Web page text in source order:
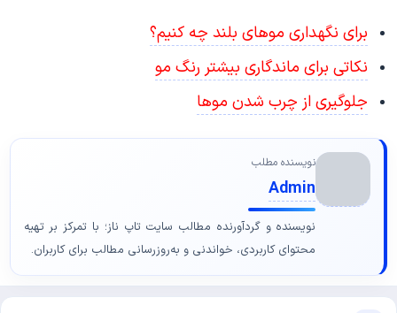
برای نگهداری موهای بلند چه کنیم؟
نکاتی برای ماندگاری بیشتر رنگ مو
جلوگیری از چرب شدن موها
نویسنده مطلب
Admin
نویسنده و گردآورنده مطالب سایت تاپ ناز؛ با تمرکز بر تهیه
محتوای کاربردی، خواندنی و به‌روزرسانی مطالب برای کاربران.